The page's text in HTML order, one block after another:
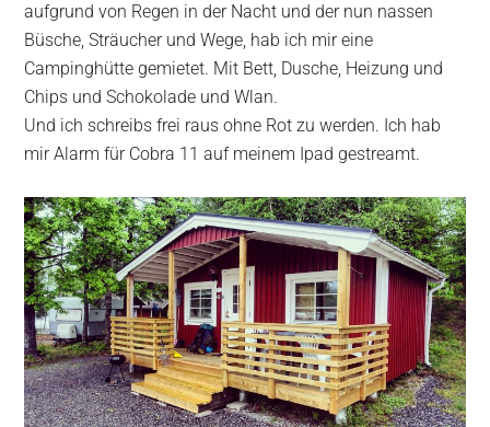
aufgrund von Regen in der Nacht und der nun nassen
Büsche, Sträucher und Wege, hab ich mir eine
Campinghütte gemietet. Mit Bett, Dusche, Heizung und
Chips und Schokolade und Wlan.
Und ich schreibs frei raus ohne Rot zu werden. Ich hab
mir Alarm für Cobra 11 auf meinem Ipad gestreamt.